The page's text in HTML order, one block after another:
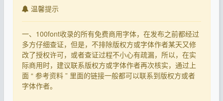
温馨提示
一、100font收录的所有免费商用字体，在发布之前都经过
多方仔细查证，但是，不排除版权方或字体作者某天又修
改了授权许可，或者查证过程不小心有疏漏，所以，在实
际商用时，建议联系版权方或字体作者再次核实，通过上
面 “ 参考资料 ” 里面的链接一般都可以联系到版权方或者
字体作者。